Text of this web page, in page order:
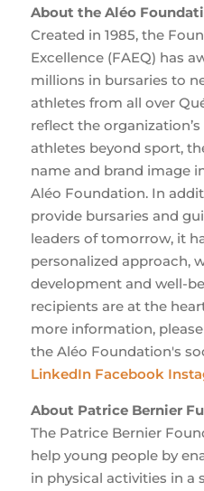
About the Aléo
Created in 1985, the
Excellence (FAEQ) has
millions in bursaries to
athletes from all over
reflect the
athletes beyond sport,
name and brand image
Aléo Foundation. In
provide bursaries and
leaders of tomorrow, it
personalized approach,
development and well-
recipients are at the
more information,
the Aléo Foundation's
LinkedIn Facebook
About Patrice Bernier
The Patrice Bernier
help young people by
in physical activities in a